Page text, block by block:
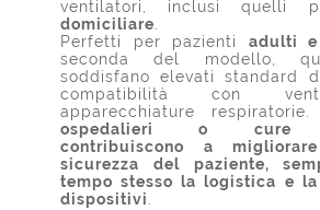
ventilatori, inclusi quelli
domiciliare
Perfetti per pazienti adulti
seconda del modello,
soddisfano elevati standard
compatibilità con
apparecchiature respiratorie.
ospedalieri o cure
contribuiscono a
sicurezza del paziente,
tempo stesso la logistica e
dispositivi